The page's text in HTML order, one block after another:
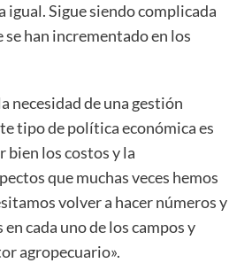
igual. Sigue siendo complicada
se han incrementado en los
necesidad de una gestión
tipo de política económica es
bien los costos y la
que muchas veces hemos
volver a hacer números y
cada uno de los campos y
agropecuario».